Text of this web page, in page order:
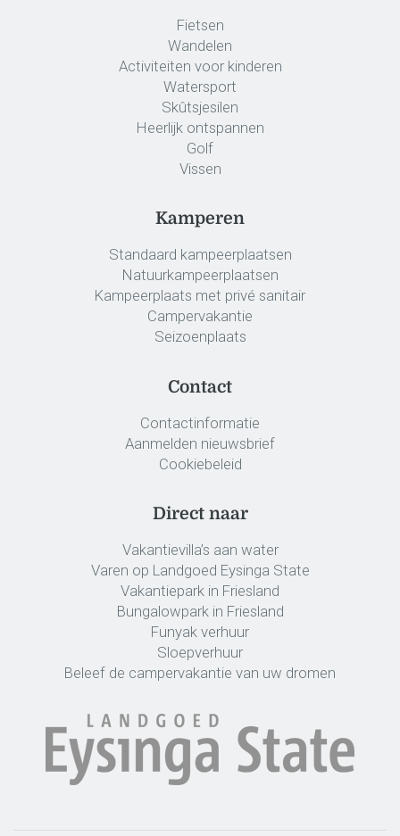
Fietsen
Wandelen
Activiteiten voor kinderen
Watersport
Skûtsjesilen
Heerlijk ontspannen
Golf
Vissen
Kamperen
Standaard kampeerplaatsen
Natuurkampeerplaatsen
Kampeerplaats met privé sanitair
Campervakantie
Seizoenplaats
Contact
Contactinformatie
Aanmelden nieuwsbrief
Cookiebeleid
Direct naar
Vakantievilla’s aan water
Varen op Landgoed Eysinga State
Vakantiepark in Friesland
Bungalowpark in Friesland
Funyak verhuur
Sloepverhuur
Beleef de campervakantie van uw dromen